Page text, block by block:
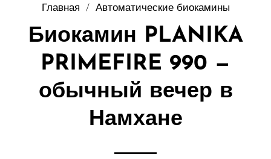
Главная / Автоматические биокамины
Биокамин PLANIKA
PRIMEFIRE 990 —
обычный вечер в
Намхане